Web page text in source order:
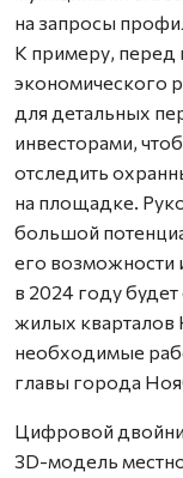
на запросы
К примеру, перед
экономического
для детальных
инвесторами,
отследить
на площадке.
большой
его возможности
в 2024 году
жилых кварталов
необходимые
главы города
Цифровой
3D-модель